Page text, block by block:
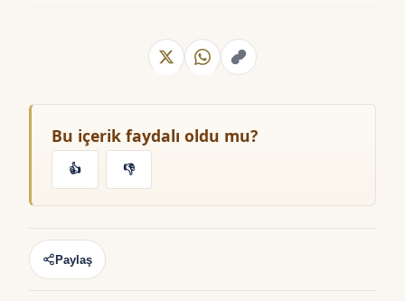
Bu içerik faydalı oldu mu?
👍 👎
Paylaş